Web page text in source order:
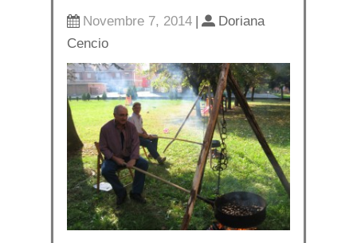
Novembre 7, 2014 |
Doriana
Cencio